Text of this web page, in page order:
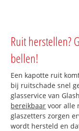
Ruit herstellen?
bellen!
Een kapotte ruit
bij ruitschade snel
glasservice van
bereikbaar voor alle
glaszetters zorgen
wordt hersteld en